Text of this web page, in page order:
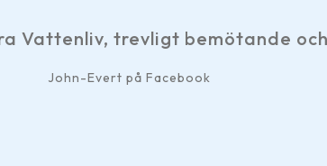
Vattenliv, trevligt bemötande
John-Evert på Facebook